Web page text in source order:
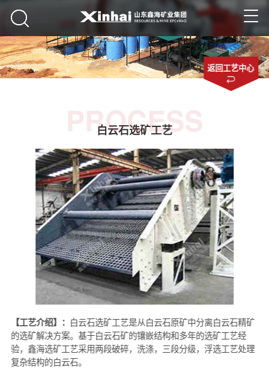
返回工艺中心
PROCESS
白云石选矿工艺
【工艺介绍】： 白云石选矿工艺是从白云石原矿中分离白云石精矿
的选矿解决方案。基于白云石矿的镶嵌结构和多年的选矿工艺经
验，鑫海选矿工艺采用两段破碎，洗涤，三段分级，浮选工艺处理
复杂结构的白云石。